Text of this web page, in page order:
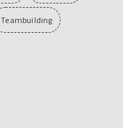
Teambuilding